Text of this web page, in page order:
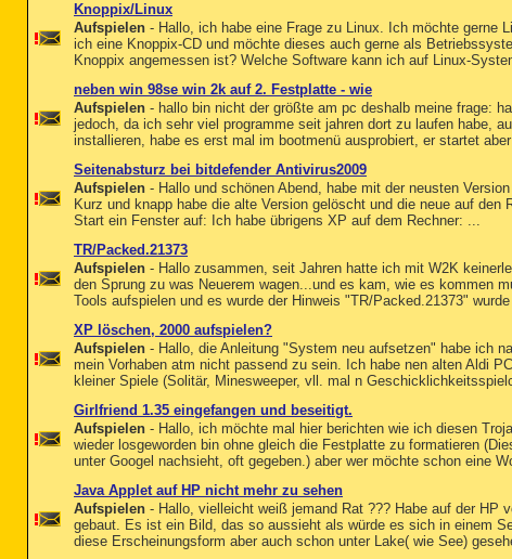
Knoppix/Linux
Aufspielen - Hallo, ich habe eine Frage zu Linux. Ich möchte gerne
ich eine Knoppix-CD und möchte dieses auch gerne als
Knoppix angemessen ist? Welche Software kann ich auf Linux-
neben win 98se win 2k auf 2. Festplatte - wie
Aufspielen - hallo bin nicht der größte am pc deshalb meine frage:
jedoch, da ich sehr viel programme seit jahren dort zu laufen habe,
installieren, habe es erst mal im bootmenü ausprobiert, er startet
Seitenabsturz bei bitdefender Antivirus2009
Aufspielen - Hallo und schönen Abend, habe mit der neusten
Kurz und knapp habe die alte Version gelöscht und die neue auf den
Start ein Fenster auf: Ich habe übrigens XP auf dem Rechner: ...
TR/Packed.21373
Aufspielen - Hallo zusammen, seit Jahren hatte ich mit W2K
den Sprung zu was Neuerem wagen...und es kam, wie es kommen
Tools aufspielen und es wurde der Hinweis "TR/Packed.21373"
XP löschen, 2000 aufspielen?
Aufspielen - Hallo, die Anleitung "System neu aufsetzen" habe ich
mein Vorhaben atm nicht passend zu sein. Ich habe nen alten Aldi
kleiner Spiele (Solitär, Minesweeper, vll. mal n
Girlfriend 1.35 eingefangen und beseitigt.
Aufspielen - Hallo, ich möchte mal hier berichten wie ich diesen
wieder losgeworden bin ohne gleich die Festplatte zu formatieren
unter Googel nachsieht, oft gegeben.) aber wer möchte schon eine
Java Applet auf HP nicht mehr zu sehen
Aufspielen - Hallo, vielleicht weiß jemand Rat ??? Habe auf der HP
gebaut. Es ist ein Bild, das so aussieht als würde es sich in einem
diese Erscheinungsform aber auch schon unter Lake( wie See)